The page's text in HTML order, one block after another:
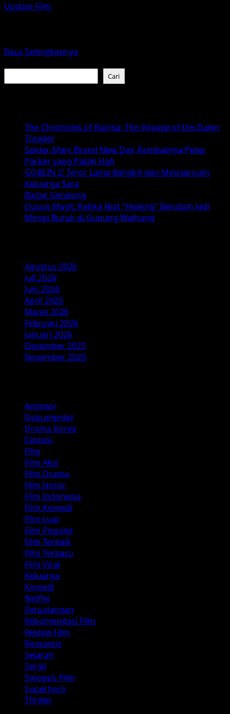
Update Film
Baca Selengkapnya
Blade
Sci-
Artistik
dengan
Visual
Kelas
Dewa
Cari
The Chronicles of Narnia: The Voyage of the Dawn
Treader
Spider-Man: Brand New Day, Kembalinya Peter
Parker yang Patah Hati
GOBLIN 2: Teror Lama Bangkit dan Mengancam
Keluarga Sara
Badut Gendong
Dusun Mayit: Ketika Niat “Healing” Berubah Jadi
Mimpi Buruk di Gunung Welirang
Agustus 2026
Juli 2026
Juni 2026
April 2026
Maret 2026
Februari 2026
Januari 2026
Desember 2025
November 2025
Animasi
Dokumenter
Drama Korea
Fantasi
Film
Film Aksi
Film Drama
Film Horor
Film Indonesia
Film Komedi
Film Luar
Film Populer
Film Terbaik
Film Terbaru
Film Viral
Keluarga
Komedi
Netflix
Petualangan
Rekomendasi Film
Review Film
Romantis
Sejarah
Serial
Sinopsis Film
Superhero
Thriller